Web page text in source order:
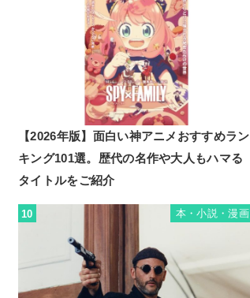
【2026年版】面白い神アニメおすすめラン
キング101選。歴代の名作や大人もハマる
タイトルをご紹介
10 本・小説・漫画